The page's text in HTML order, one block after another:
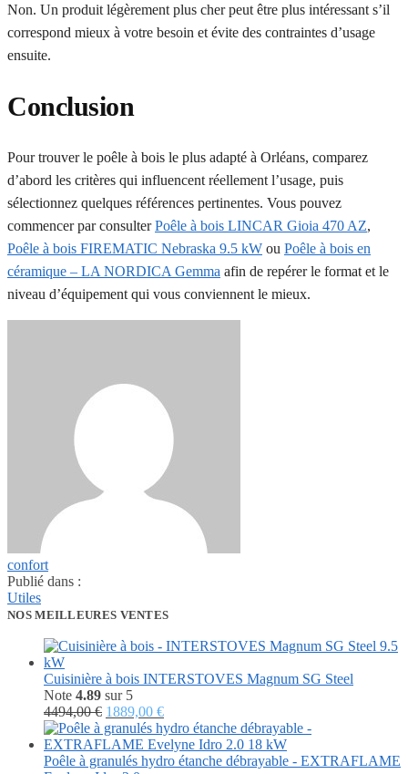
Non. Un produit légèrement plus cher peut être plus intéressant s’il
correspond mieux à votre besoin et évite des contraintes d’usage
ensuite.
Conclusion
Pour trouver le poêle à bois le plus adapté à Orléans, comparez
d’abord les critères qui influencent réellement l’usage, puis
sélectionnez quelques références pertinentes. Vous pouvez
commencer par consulterPoêle à bois LINCAR Gioia 470 AZ,
Poêle à bois FIREMATIC Nebraska 9.5 kW ou Poêle à bois en
céramique – LA NORDICA Gemma afin de repérer le format et le
niveau d’équipement qui vous conviennent le mieux.
confort
Publié dans :
Utiles
NOS MEILLEURES VENTES
Cuisinière à bois INTERSTOVES Magnum SG Steel
Note 4.89 sur 5
4494,00€ Le
prix
initial
était :
1889,00 €Le
prix
actuel
est :
Poêle à granulés hydro étanche débrayable - EXTRAFLAME